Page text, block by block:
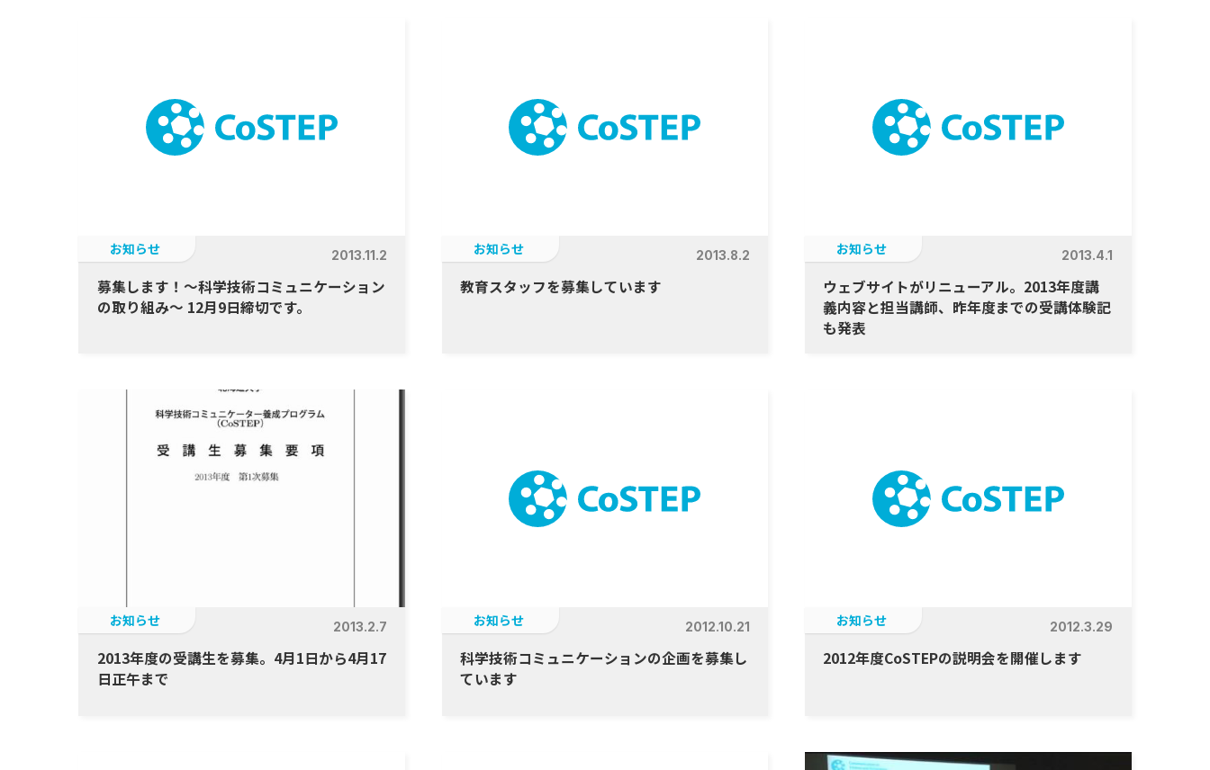
お知らせ 2013.11.2
募集します！〜科学技術コミュニケーション
の取り組み〜 12月9日締切です。
お知らせ 2013.8.2
教育スタッフを募集しています
お知らせ 2013.4.1
ウェブサイトがリニューアル。2013年度講
義内容と担当講師、昨年度までの受講体験記
も発表
お知らせ 2013.2.7
2013年度の受講生を募集。4月1日から4月17
日正午まで
お知らせ 2012.10.21
科学技術コミュニケーションの企画を募集し
ています
お知らせ 2012.3.29
2012年度CoSTEPの説明会を開催します